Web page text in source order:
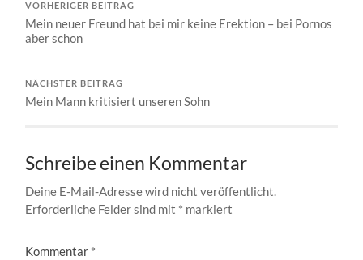
VORHERIGER BEITRAG
Mein neuer Freund hat bei mir keine Erektion – bei Pornos
aber schon
NÄCHSTER BEITRAG
Mein Mann kritisiert unseren Sohn
Schreibe einen Kommentar
Deine E-Mail-Adresse wird nicht veröffentlicht.
Erforderliche Felder sind mit * markiert
Kommentar *